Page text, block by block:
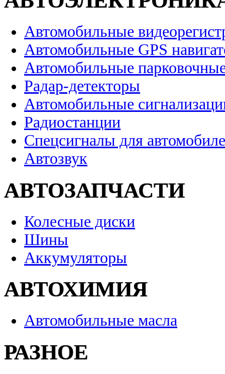
Автомобильные
Автомобильные GPS
Автомобильные
Радар-детекторы
Автомобильные
Радиостанции
Спецсигналы для
Автозвук
АВТОЗАПЧАСТИ
Колесные диски
Шины
Аккумуляторы
АВТОХИМИЯ
Автомобильные масла
РАЗНОЕ